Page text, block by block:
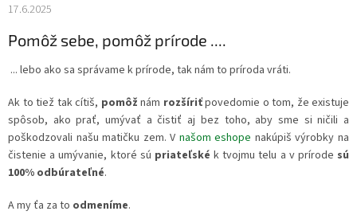
17.6.2025
Pomôž sebe, pomôž prírode ....
... lebo ako sa správame k prírode, tak nám to príroda vráti.
Ak to tiež tak cítiš, pomôž nám rozšíriťpovedomie o tom, že existuje
spôsob, ako prať, umývať a čistiť aj bez toho, aby sme si ničili a
poškodzovali našu matičku zem. V našom eshope nakúpiš výrobky na
čistenie a umývanie, ktoré sú priateľské k tvojmu telu a v prírode sú
100% odbúrateľné.
A my ťa za to odmeníme.